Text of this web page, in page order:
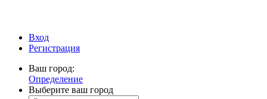
Вход
Регистрация
Ваш город:
Определение
Выберите ваш город